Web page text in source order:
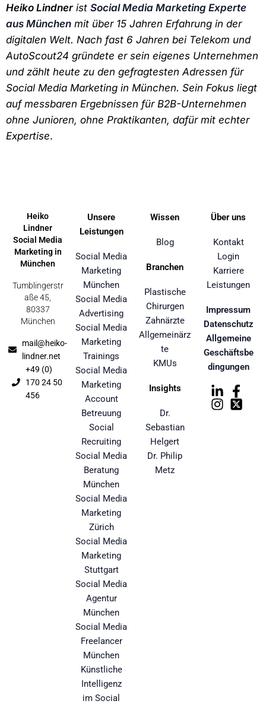
Heiko Lindner ist Social Media Marketing Experte
aus München mit über 15 Jahren Erfahrung in der
digitalen Welt. Nach fast 6 Jahren bei Telekom und
AutoScout24 gründete er sein eigenes Unternehmen
und zählt heute zu den gefragtesten Adressen für
Social Media Marketing in München. Sein Fokus liegt
auf messbaren Ergebnissen für B2B-Unternehmen
ohne Junioren, ohne Praktikanten, dafür mit echter
Expertise.
Heiko
Lindner
Social Media
Marketing in
München
Tumblingerstr
aße 45,
80337
München
mail@heiko-
lindner.net
+49 (0)
170 24 50
456
Unsere
Leistungen
Social Media
Marketing
München
Social Media
Advertising
Social Media
Marketing
Trainings
Social Media
Marketing
Account
Betreuung
Social
Recruiting
Social Media
Beratung
München
Social Media
Marketing
Zürich
Social Media
Marketing
Stuttgart
Social Media
Agentur
München
Social Media
Freelancer
München
Künstliche
Intelligenz
im Social
Wissen
Blog
Branchen
Plastische
Chirurgen
Zahnärzte
Allgemeinärz
te
KMUs
Insights
Dr.
Sebastian
Helgert
Dr. Philip
Metz
Über uns
Kontakt
Login
Karriere
Leistungen
Impressum
Datenschutz
Allgemeine
Geschäftsbe
dingungen